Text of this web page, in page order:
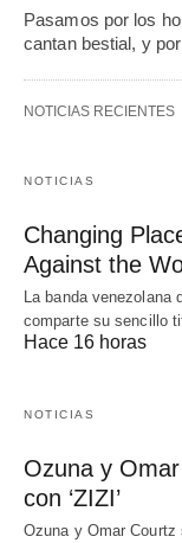
Pasamos por los
cantan bestial, y
NOTICIAS RECIENTES
NOTICIAS
Changing
Against the
La banda venezolana
comparte su sencillo
Hace 16 horas
NOTICIAS
Ozuna y
con ‘ZIZI’
Ozuna y Omar